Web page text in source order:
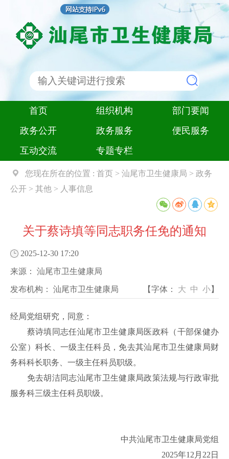
首页 组织机构
部门要闻
政务公开
政务服务
便民服务
互动交流
专题专栏
您现在所在的位置 : 首页 > 汕尾市卫生健康局 > 政务
公开 > 其他 > 人事信息
关于蔡诗填等同志职务任免的通知
2025-12-30 17:20
来源： 汕尾市卫生健康局
发布机构： 汕尾市卫生健康局 【字体： 大 中 小】
经局党组研究，同意：
蔡诗填同志任汕尾市卫生健康局医政科（干部保健办
公室）科长、一级主任科员，免去其汕尾市卫生健康局财
务科科长职务、一级主任科员职级。
免去胡洁同志汕尾市卫生健康局政策法规与行政审批
服务科三级主任科员职级。
中共汕尾市卫生健康局党组
2025年12月22日